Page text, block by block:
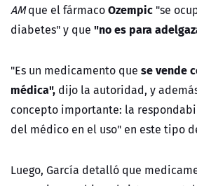
AM que el fármacoOzempic "se
diabetes" y que "no es para
"Es un medicamento que se vende
médica", dijo la autoridad, y
concepto importante: la
del médico en el uso" en este tipo
Luego, García detalló que